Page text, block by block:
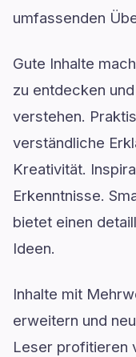
umfassenden
Gute Inhalte
zu entdecken
verstehen.
verständliche
Kreativität.
Erkenntnisse.
bietet einen
Ideen.
Inhalte mit
erweitern und
Leser profitieren